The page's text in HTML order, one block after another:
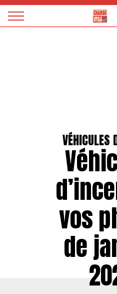
Magazine
VÉHICULES
vos
de
Panneau de gestion des cookies